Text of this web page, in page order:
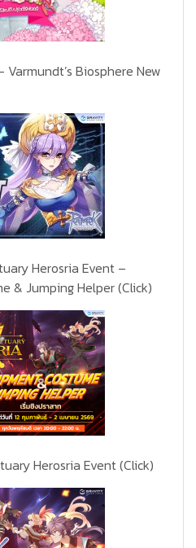
Biosphere New
Herosria Event –
& Jumping Helper(Click)
Herosria Event(Click)